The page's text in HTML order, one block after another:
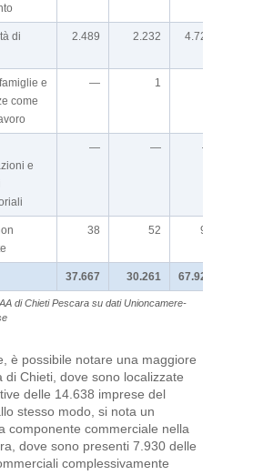
di
2.489 2.232 4.721
e
come
— 1
e
— — —
38 52 90
37.667 30.261 67.928
di Chieti Pescara su dati Unioncamere-
è possibile notare una maggiore
di Chieti, dove sono localizzate
delle 14.638 imprese del
stesso modo, si nota un
componente commerciale nella
dove sono presenti 7.930 delle
complessivamente